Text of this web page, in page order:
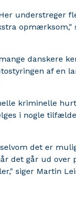
understreger
opmærksom,"
danskere
af en
kriminelle
i nogle
det er
det går ud over
siger Martin